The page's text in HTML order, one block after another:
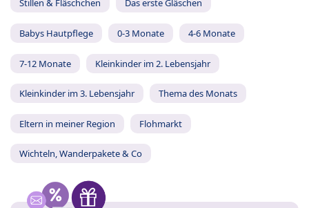
Stillen & Fläschchen Das erste Gläschen
Babys Hautpflege 0-3 Monate 4-6 Monate
7-12 Monate Kleinkinder im 2. Lebensjahr
Kleinkinder im 3. Lebensjahr Thema des Monats
Eltern in meiner Region Flohmarkt
Wichteln, Wanderpakete & Co